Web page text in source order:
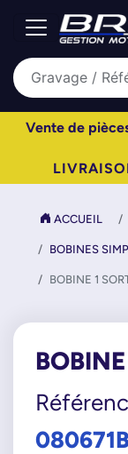
Vente de
ACCUEIL
BOBINES
BOBINE 1